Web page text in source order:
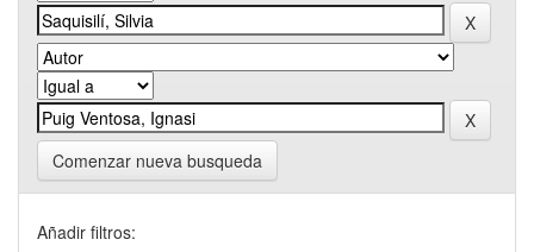
Comenzar nueva busqueda
Añadir filtros: